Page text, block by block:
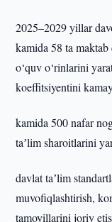
2025–2029 yillar
kamida 58 ta
o‘quv o‘rinlarini
koeffitsiyentini
kamida 500 nafar
taʼlim sharoitlarini
davlat taʼlim
muvofiqlashtirish,
tamoyillarini joriy